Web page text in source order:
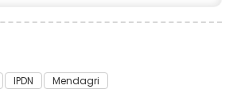
IPDN Mendagri